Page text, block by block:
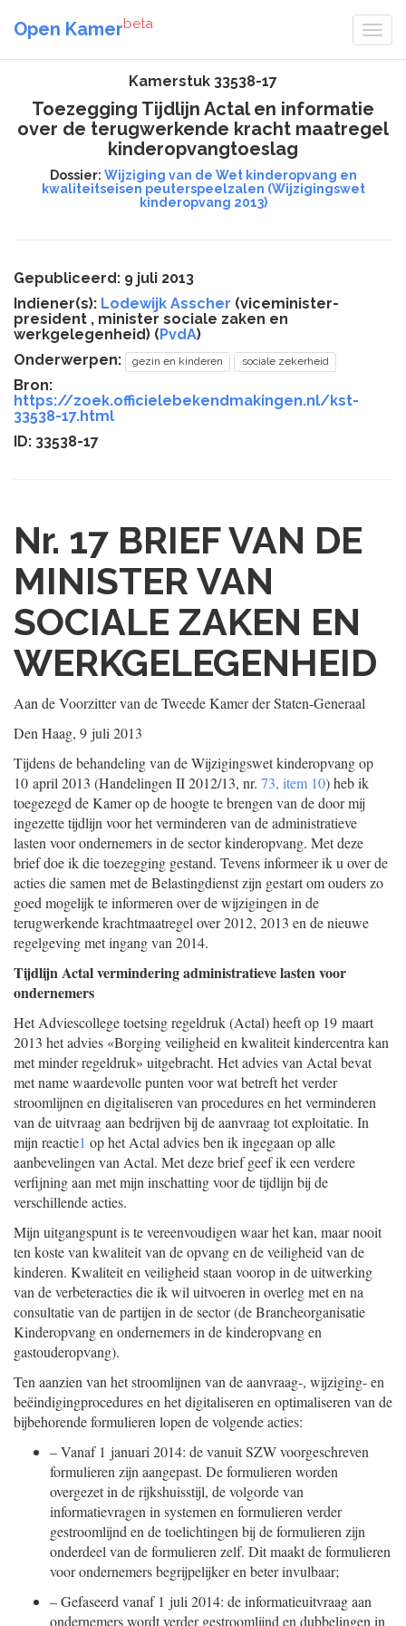
Open Kamerbeta
Kamerstuk 33538-17
Toezegging Tijdlijn Actal en informatie
over de terugwerkende kracht maatregel
kinderopvangtoeslag
Dossier: Wijziging van de Wet kinderopvang en
kwaliteitseisen peuterspeelzalen (Wijzigingswet
kinderopvang 2013)
Gepubliceerd: 9 juli 2013
Indiener(s): Lodewijk Asscher (viceminister-
president , minister sociale zaken en
werkgelegenheid) (PvdA)
Onderwerpen:
gezin en kinderen sociale zekerheid
Bron:
https://zoek.officielebekendmakingen.nl/kst-
33538-17.html
ID: 33538-17
Nr. 17 BRIEF VAN DE
MINISTER VAN
SOCIALE ZAKEN EN
WERKGELEGENHEID
Aan de Voorzitter van de Tweede Kamer der Staten-Generaal
Den Haag, 9 juli 2013
Tijdens de behandeling van de Wijzigingswet kinderopvang op
10 april 2013 (Handelingen II 2012/13, nr. 73, item 10) heb ik
toegezegd de Kamer op de hoogte te brengen van de door mij
ingezette tijdlijn voor het verminderen van de administratieve
lasten voor ondernemers in de sector kinderopvang. Met deze
brief doe ik die toezegging gestand. Tevens informeer ik u over de
acties die samen met de Belastingdienst zijn gestart om ouders zo
goed mogelijk te informeren over de wijzigingen in de
terugwerkende krachtmaatregel over 2012, 2013 en de nieuwe
regelgeving met ingang van 2014.
Tijdlijn Actal vermindering administratieve lasten voor
ondernemers
Het Adviescollege toetsing regeldruk (Actal) heeft op 19 maart
2013 het advies «Borging veiligheid en kwaliteit kindercentra kan
met minder regeldruk» uitgebracht. Het advies van Actal bevat
met name waardevolle punten voor wat betreft het verder
stroomlijnen en digitaliseren van procedures en het verminderen
van de uitvraag aan bedrijven bij de aanvraag tot exploitatie. In
mijn reactie1 op het Actal advies ben ik ingegaan op alle
aanbevelingen van Actal. Met deze brief geef ik een verdere
verfijning aan met mijn inschatting voor de tijdlijn bij de
verschillende acties.
Mijn uitgangspunt is te vereenvoudigen waar het kan, maar nooit
ten koste van kwaliteit van de opvang en de veiligheid van de
kinderen. Kwaliteit en veiligheid staan voorop in de uitwerking
van de verbeteracties die ik wil uitvoeren in overleg met en na
consultatie van de partijen in de sector (de Brancheorganisatie
Kinderopvang en ondernemers in de kinderopvang en
gastouderopvang).
Ten aanzien van het stroomlijnen van de aanvraag-, wijziging- en
beëindigingprocedures en het digitaliseren en optimaliseren van de
bijbehorende formulieren lopen de volgende acties:
–Vanaf 1 januari 2014: de vanuit SZW voorgeschreven
formulieren zijn aangepast. De formulieren worden
overgezet in de rijkshuisstijl, de volgorde van
informatievragen in systemen en formulieren verder
gestroomlijnd en de toelichtingen bij de formulieren zijn
onderdeel van de formulieren zelf. Dit maakt de formulieren
voor ondernemers begrijpelijker en beter invulbaar;
–Gefaseerd vanaf 1 juli 2014: de informatieuitvraag aan
ondernemers wordt verder gestroomlijnd en dubbelingen in